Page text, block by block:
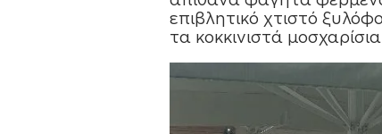
επιβλητικό χτιστό
τα κοκκινιστά